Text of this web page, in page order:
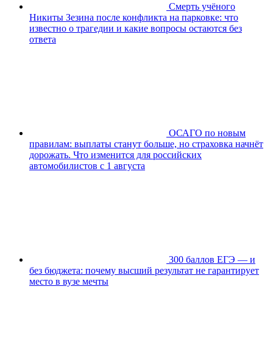
Смерть учёного
Никиты Зезина после конфликта на парковке: что
известно о трагедии и какие вопросы остаются без
ответа
ОСАГО по новым
правилам: выплаты станут больше, но страховка начнёт
дорожать. Что изменится для российских
автомобилистов с 1 августа
300 баллов ЕГЭ — и
без бюджета: почему высший результат не гарантирует
место в вузе мечты